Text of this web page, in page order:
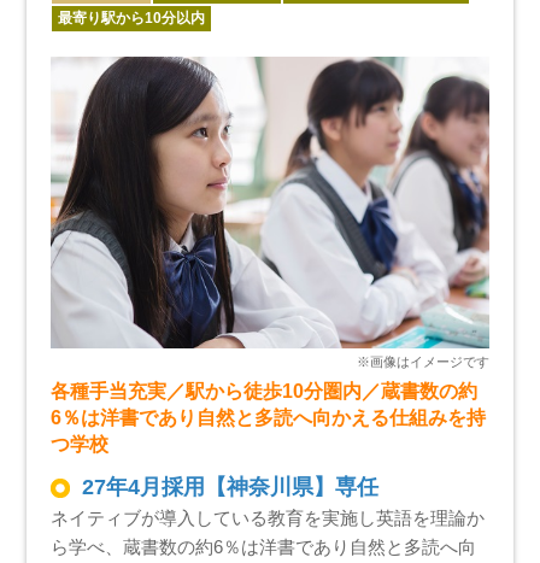
最寄り駅から10分以内
各種手当充実／駅から徒歩10分圏内／蔵書数の約
6％は洋書であり自然と多読へ向かえる仕組みを持
つ学校
27年4月採用【神奈川県】専任
ネイティブが導入している教育を実施し英語を理論か
ら学べ、蔵書数の約6％は洋書であり自然と多読へ向